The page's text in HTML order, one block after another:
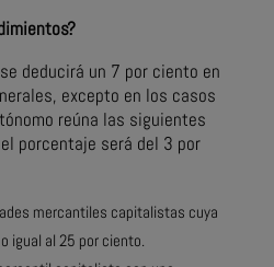
deducirá un 7 por ciento en
excepto en los casos
reúna las siguientes
porcentaje será del 3 por
mercantiles capitalistas cuya
igual al 25 por ciento.